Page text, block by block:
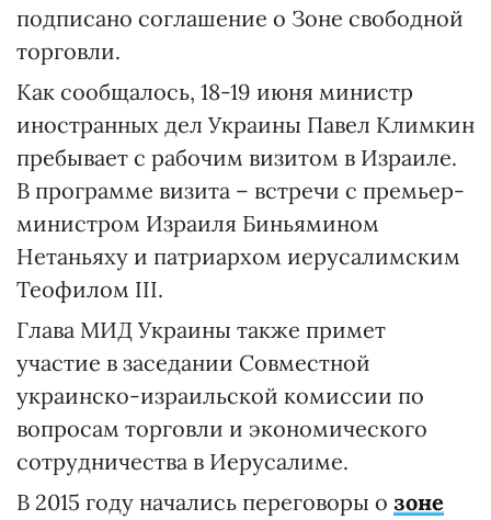
подписано соглашение о Зоне свободной
торговли.
Как сообщалось, 18-19 июня министр
иностранных дел Украины Павел Климкин
пребывает с рабочим визитом в Израиле.
В программе визита – встречи с премьер-
министром Израиля Биньямином
Нетаньяху и патриархом иерусалимским
Теофилом III.
Глава МИД Украины также примет
участие в заседании Совместной
украинско-израильской комиссии по
вопросам торговли и экономического
сотрудничества в Иерусалиме.
В 2015 году начались переговоры о зоне